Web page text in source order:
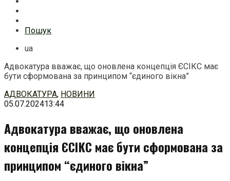
Пошук
ua
Адвокатура вважає, що оновлена концепція ЄСІКС має
бути сформована за принципом “єдиного вікна”
Перейти
до
АДВОКАТУРА, НОВИНИ
05.07.202413:44
Адвокатура вважає, що оновлена
концепція ЄСІКС має бути сформована за
принципом “єдиного вікна”